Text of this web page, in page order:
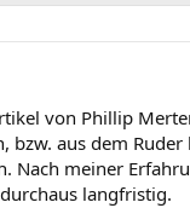
von Phillip
bzw. aus dem
Nach meiner
langfristig.